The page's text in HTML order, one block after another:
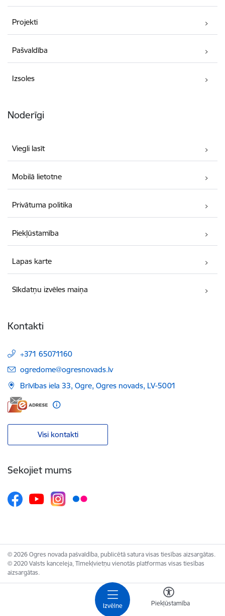
Izvēlne Piekļūstamība
Projekti
Pašvaldība
Izsoles
Noderīgi
Viegli lasīt
Mobilā lietotne
Privātuma politika
Piekļūstamība
Lapas karte
Sīkdatņu izvēles maiņa
Kontakti
+371 65071160
E-pasts:
ogredome@ogresnovads.lv
Brīvības iela 33, Ogre, Ogres novads, LV-5001
Visi kontakti
Sekojiet mums
© 2026 Ogres novada pašvaldība, publicētā satura visas tiesības aizsargātas.
© 2020 Valsts kanceleja, Tīmekļvietņu vienotās platformas visas tiesības
aizsargātas.